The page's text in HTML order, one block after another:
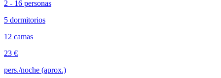
2 - 16 personas
5 dormitorios
12 camas
23 €
pers./noche (aprox.)